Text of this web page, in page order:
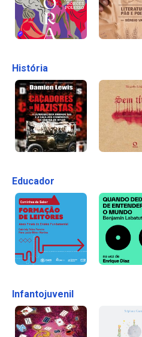
História
Educador
Infantojuvenil